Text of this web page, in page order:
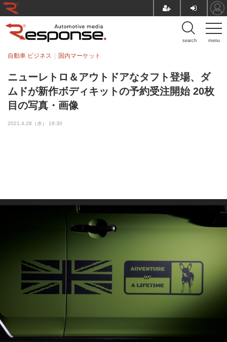
menu
search
ニューレトロ＆アウトドアなタフト登場、ダ
ムドが新作ボディキットの予約受注開始 20枚
目の写真・画像
自動車 ビジネス 国内マーケット
2021.4.28（水） 18:30